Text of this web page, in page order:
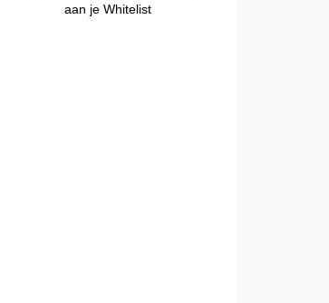
aan je Whitelist